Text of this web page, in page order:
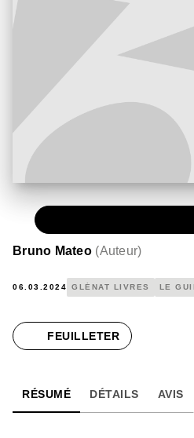
Bruno Mateo (Auteur)
06.03.2024 GLÉNAT LIVRES LE
FEUILLETER
RÉSUMÉ DÉTAILS AVIS